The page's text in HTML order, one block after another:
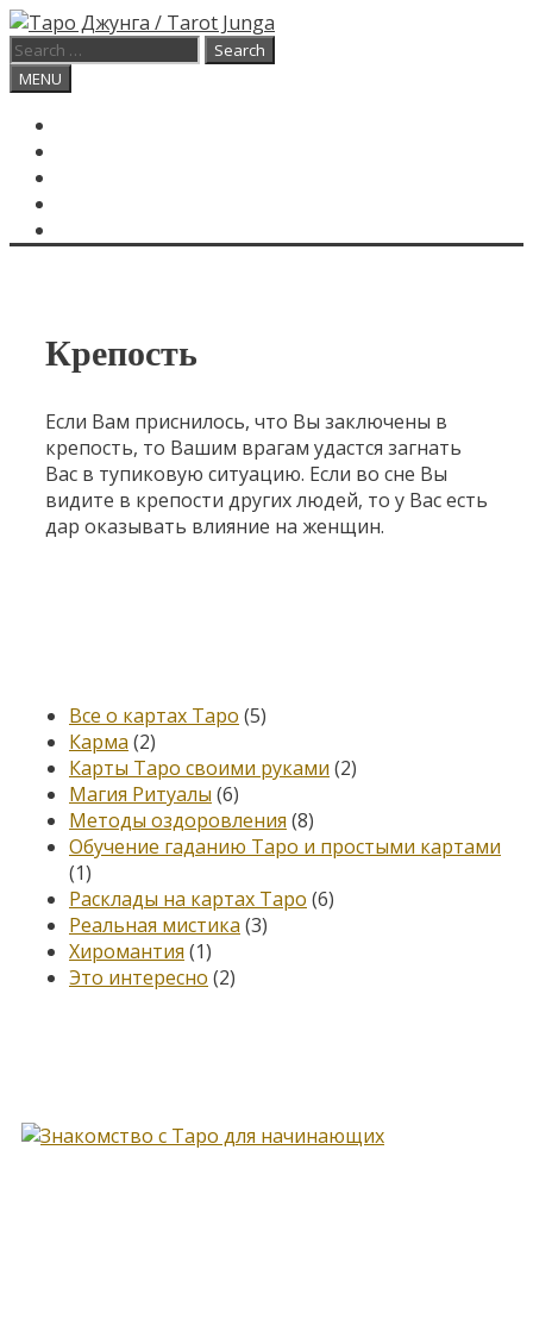
Skip
to
content
Search
for:
Search
MENU
Крепость
Если Вам приснилось, что Вы заключены в
крепость, то Вашим врагам удастся загнать
Вас в тупиковую ситуацию. Если во сне Вы
видите в крепости других людей, то у Вас есть
дар оказывать влияние на женщин.
Все о картах Таро (5)
Карма (2)
Карты Таро своими руками (2)
Магия Ритуалы (6)
Методы оздоровления (8)
Обучение гаданию Таро и простыми картами
(1)
Расклады на картах Таро (6)
Реальная мистика (3)
Хиромантия (1)
Это интересно (2)